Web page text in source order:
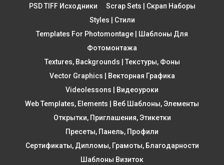
PSD TIFF Исходники
Scrap Sets | Скрап Наборы
Styles | Стили
Templates For Photomontage | Шаблоны Для
Фотомонтажа
Textures, Backgrounds | Текстуры, Фоны
Vector Graphics | Векторная Графика
Videolessons | Видеоуроки
Web Templates, Elements | Веб Шаблоны, Элементы
Открытки, Приглашения, Этикетки
Пресеты, Панель, Профили
Сертификаты, Дипломы, Грамоты, Благодарности
Шаблоны Визиток